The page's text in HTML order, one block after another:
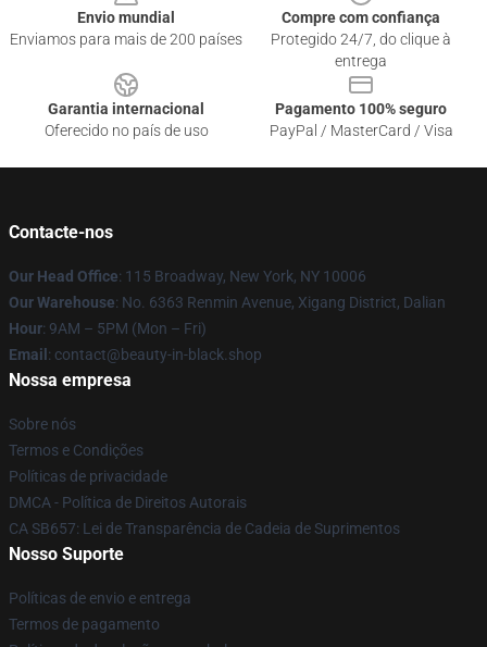
Envio mundial
Enviamos para mais de 200 países
Compre com confiança
Protegido 24/7, do clique à
entrega
Garantia internacional
Oferecido no país de uso
Pagamento 100% seguro
PayPal / MasterCard / Visa
Contacte-nos
Our Head Office: 115 Broadway, New York, NY 10006
Our Warehouse: No. 6363 Renmin Avenue, Xigang District, Dalian
Hour: 9AM – 5PM (Mon – Fri)
Email : contact@beauty-in-black.shop
Nossa empresa
Sobre nós
Termos e Condições
Políticas de privacidade
DMCA - Política de Direitos Autorais
CA SB657: Lei de Transparência de Cadeia de Suprimentos
Nosso Suporte
Políticas de envio e entrega
Termos de pagamento